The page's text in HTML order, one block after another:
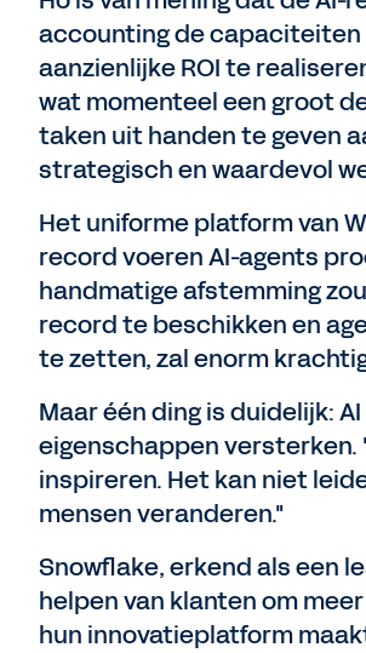
accounting de capaciteiten
aanzienlijke ROI te
wat momenteel een groot
taken uit handen te geven
strategisch en waardevol
Het uniforme platform van
record voeren AI-agents
handmatige afstemming
record te beschikken en
te zetten, zal enorm
Maar één ding is duidelijk:
eigenschappen versterken.
inspireren. Het kan niet
mensen veranderen."
Snowflake, erkend als een
helpen van klanten om
hun innovatieplatform